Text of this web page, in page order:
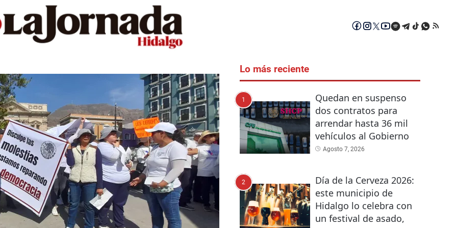
Lo más reciente
1
Quedan en suspenso
dos contratos para
arrendar hasta 36 mil
vehículos al Gobierno
Agosto 7, 2026
2
Día de la Cerveza 2026:
este municipio de
Hidalgo lo celebra con
un festival de asado,